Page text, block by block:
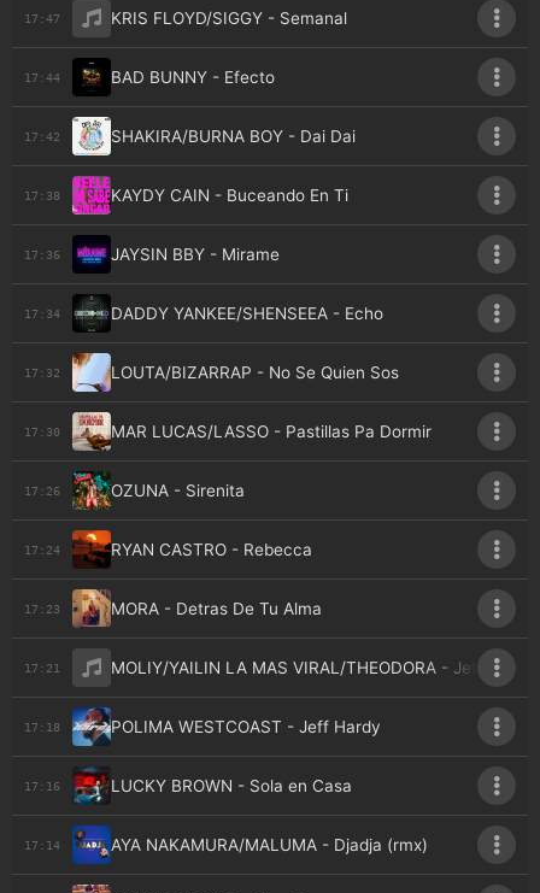
17:47 KRIS FLOYD/SIGGY - Semanal
17:44 BAD BUNNY - Efecto
17:42 SHAKIRA/BURNA BOY - Dai Dai
17:38 KAYDY CAIN - Buceando En Ti
17:36 JAYSIN BBY - Mirame
17:34 DADDY YANKEE/SHENSEEA - Echo
17:32 LOUTA/BIZARRAP - No Se Quien Sos
17:30 MAR LUCAS/LASSO - Pastillas Pa Dormir
17:26 OZUNA - Sirenita
17:24 RYAN CASTRO - Rebecca
17:23 MORA - Detras De Tu Alma
17:21 MOLIY/YAILIN LA MAS VIRAL/THEODORA - Jetski
17:18 POLIMA WESTCOAST - Jeff Hardy
17:16 LUCKY BROWN - Sola en Casa
17:14 AYA NAKAMURA/MALUMA - Djadja (rmx)